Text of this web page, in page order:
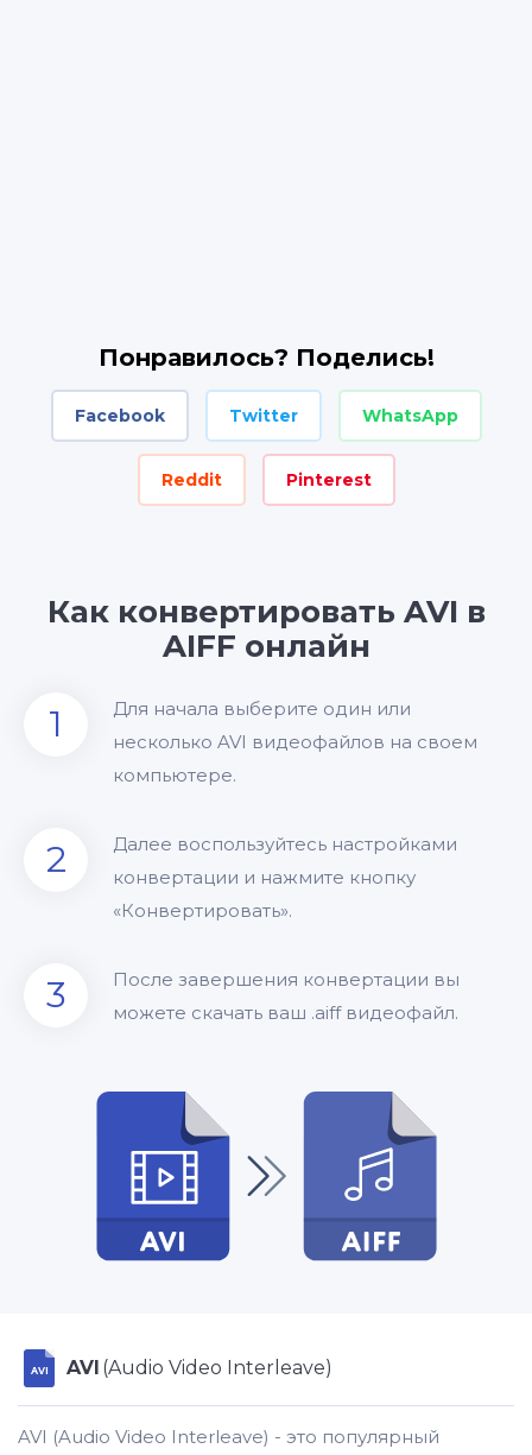
Понравилось? Поделись!
Facebook Twitter WhatsApp
Reddit Pinterest
Как конвертировать AVI в
AIFF онлайн
1
Для начала выберите один или
несколько AVI видеофайлов на своем
компьютере.
2
Далее воспользуйтесь настройками
конвертации и нажмите кнопку
«Конвертировать».
3
После завершения конвертации вы
можете скачать ваш .aiff видеофайл.
AVI AVI (Audio Video Interleave)
AVI (Audio Video Interleave) - это популярный